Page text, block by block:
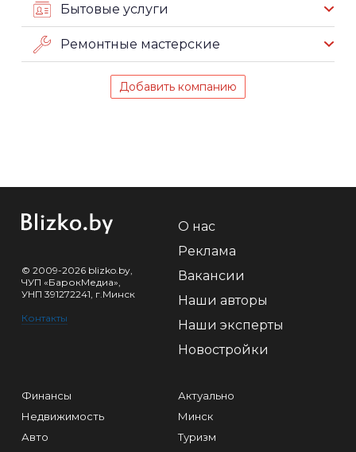
Бытовые услуги
Ремонтные мастерские
Добавить компанию
© 2009-2026 blizko.by,
ЧУП «БарокМедиа»,
УНП 391272241, г.Минск
Контакты
О нас
Реклама
Вакансии
Наши авторы
Наши эксперты
Новостройки
Финансы
Недвижимость
Авто
Актуально
Минск
Туризм